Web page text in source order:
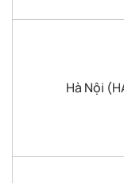
Hà Nội